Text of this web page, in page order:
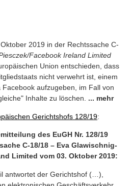
2019 in der Rechtssache C-
Facebook Ireland Limited
Union entschieden, dass
nicht verwehrt ist, einem
aufzugeben, im Fall von
Inhalte zu löschen. ... mehr
Gerichtshofs 128/19:
des EuGH Nr. 128/19
C-18/18 – Eva Glawischnig-
Limited vom 03. Oktober 2019:
antwortet der Gerichtshof (…),